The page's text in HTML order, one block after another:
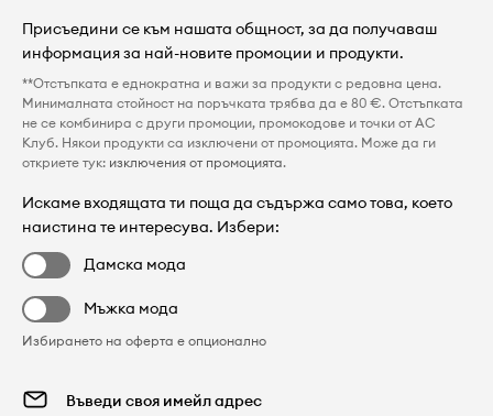
Присъедини се към нашата общност, за да получаваш
информация за най-новите промоции и продукти.
**Отстъпката е еднократна и важи за продукти с редовна цена.
Минималната стойност на поръчката трябва да е 80 €. Отстъпката
не се комбинира с други промоции, промокодове и точки от AC
Клуб. Някои продукти са изключени от промоцията. Може да ги
откриете тук: изключения от промоцията.
Искаме входящата ти поща да съдържа само това, което
наистина те интересува. Избери:
Дамска мода
Мъжка мода
Избирането на оферта е опционално